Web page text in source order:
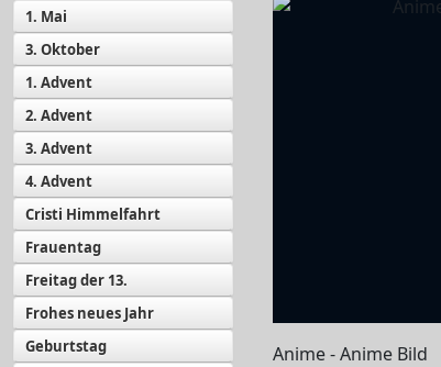
1. Mai
3. Oktober
1. Advent
2. Advent
3. Advent
4. Advent
Cristi Himmelfahrt
Frauentag
Freitag der 13.
Frohes neues Jahr
Geburtstag
Anime - Anime Bild